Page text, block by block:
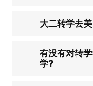
大二转学去
有没有对转
学?